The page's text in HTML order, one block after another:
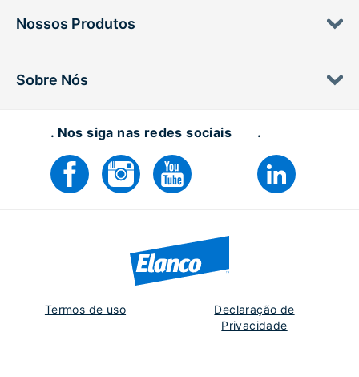
Nossos Produtos
Sobre Nós
. Nos siga nas redes sociais .
Termos de uso
Declaração de
Privacidade